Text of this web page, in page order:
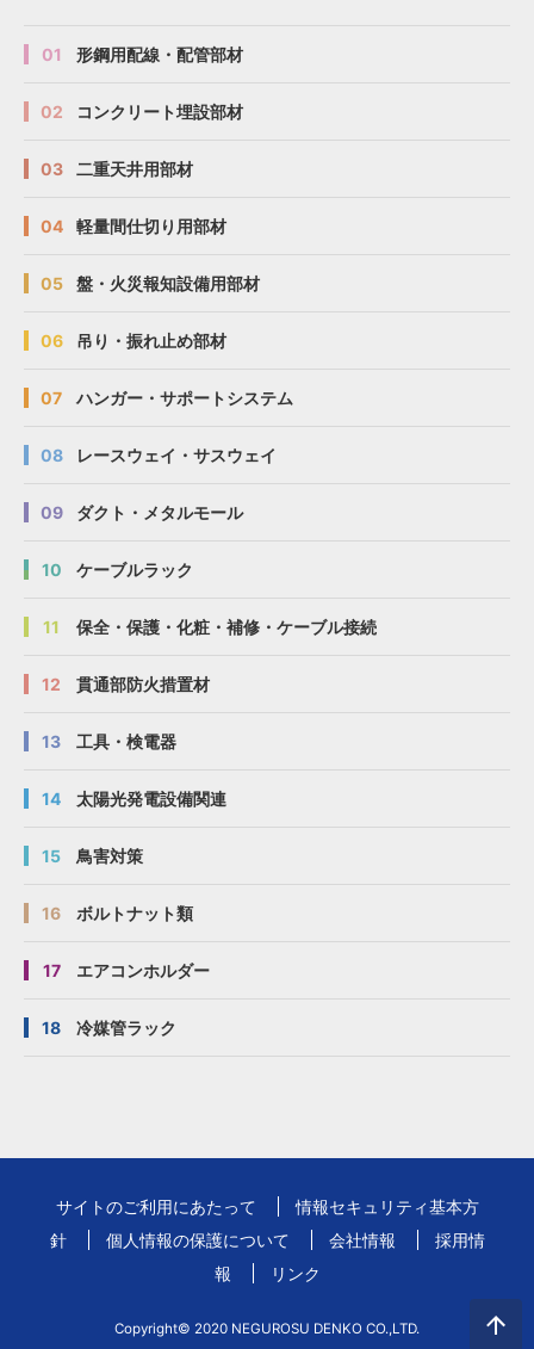
01 形鋼用配線・配管部材
02 コンクリート埋設部材
03 二重天井用部材
04 軽量間仕切り用部材
05 盤・火災報知設備用部材
06 吊り・振れ止め部材
07 ハンガー・サポートシステム
08 レースウェイ・サスウェイ
09 ダクト・メタルモール
10 ケーブルラック
11 保全・保護・化粧・補修・ケーブル接続
12 貫通部防火措置材
13 工具・検電器
14 太陽光発電設備関連
15 鳥害対策
16 ボルトナット類
17 エアコンホルダー
18 冷媒管ラック
サイトのご利用にあたって
情報セキュリティ基本方
針
個人情報の保護について 会社情報
採用情
報
リンク
Copyright© 2020 NEGUROSU DENKO CO.,LTD.